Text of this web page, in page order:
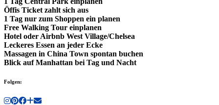
Öffis Ticket zahlt sich aus
1 Tag nur zum Shoppen ein planen
Free Walking Tour einplanen
Hotel oder Airbnb West Village/Chelsea
Leckeres Essen an jeder Ecke
Massagen in China Town spontan buchen
Blick auf Manhattan bei Tag und Nacht
Folgen: